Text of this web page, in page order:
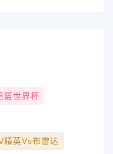
篮世界杯
精英vs布雷达